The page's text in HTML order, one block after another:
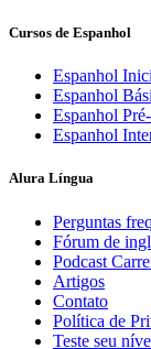
Cursos de Espanhol
Espanhol
Espanhol
Espanhol
Espanhol
Alura Língua
Perguntas
Fórum de
Podcast
Artigos
Contato
Política de
Teste seu